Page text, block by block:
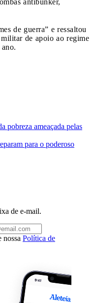
de guerra” e ressaltou
de apoio ao regime
pobreza ameaçada pelas
para o poderoso
de e-mail.
nossa Política de